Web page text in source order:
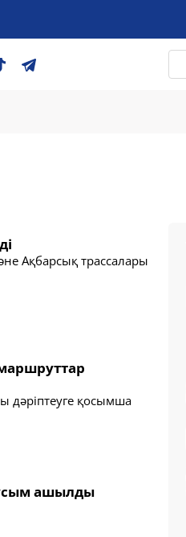
Ақбарсық трассалары
дәріптеуге қосымша
ашылды